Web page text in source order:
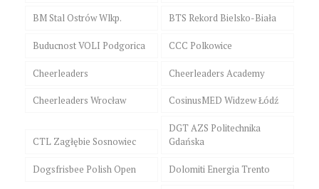
BM Stal Ostrów Wlkp. BTS Rekord Bielsko-Biała
Buducnost VOLI Podgorica CCC Polkowice
Cheerleaders Cheerleaders Academy
Cheerleaders Wrocław CosinusMED Widzew Łódź
CTL Zagłębie Sosnowiec
DGT AZS Politechnika
Gdańska
Dogsfrisbee Polish Open Dolomiti Energia Trento